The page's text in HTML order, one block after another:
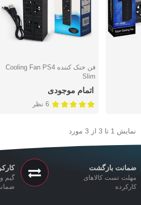
نمایش سریعفن خنک کننده Cooling Fan PS4
Slim
اتمام موجودی
6 نظر
نمایش 1 تا 3 از 3 مورد
ضمانت بازگشت
مهلت تست کالاهای
کارکرده
گیم